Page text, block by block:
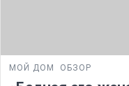
МОЙ ДОМ ОБЗОР